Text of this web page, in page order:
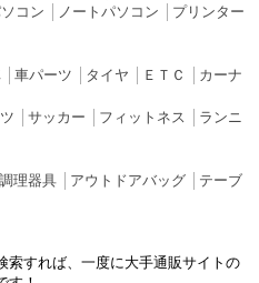
コン ノートパソコン
プリンター
│ 車パーツ タイヤ ＥＴＣ
カーナ
サッカー フィットネス
ランニ
調理器具│ アウトドアバッグ│ テーブ
索すれば、一度に大手通販サイトの